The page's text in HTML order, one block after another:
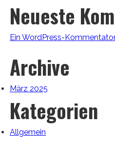
Neueste
Ein WordPress-
Archive
März 2025
Kategorien
Allgemein